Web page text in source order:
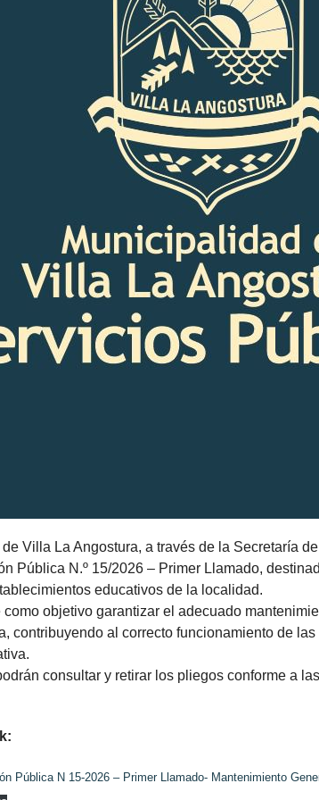
Villa La Angostura, a través de la Secretaría
Pública N.º 15/2026 – Primer Llamado,
educativos de la localidad.
como objetivo garantizar el adecuado
contribuyendo al correcto funcionamiento de
consultar y retirar los pliegos conforme a
Pública N 15-2026 – Primer Llamado- Mantenimiento